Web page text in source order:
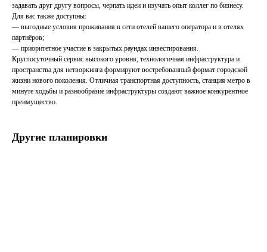
задавать друг другу вопросы, черпать идеи и изучать опыт коллег по бизнесу.
Для вас также доступны:
— выгодные условия проживания в сети отелей вашего оператора и в отелях
партнёров;
— приоритетное участие в закрытых раундах инвестирования.
Круглосуточный сервис высокого уровня, технологичная инфраструктура и
пространства для нетворкинга формируют востребованный формат городской
жизни нового поколения. Отличная транспортная доступность, станция метро в
минуте ходьбы и разнообразие инфраструктуры создают важное конкурентное
преимущество.
Другие планировки